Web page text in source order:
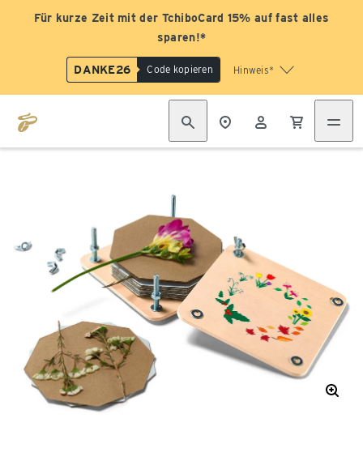
Für kurze Zeit mit der TchiboCard 15% auf fast alles
sparen!*
DANKE26 Code kopieren Hinweis*